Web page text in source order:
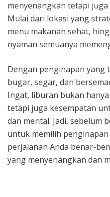
menyenangkan tetapi
Mulai dari lokasi yang
menu makanan sehat,
nyaman semuanya
Dengan penginapan yang
bugar, segar, dan
Ingat, liburan bukan
tetapi juga kesempatan
dan mental. Jadi, sebelum
untuk memilih
perjalanan Anda benar-
yang menyenangkan dan